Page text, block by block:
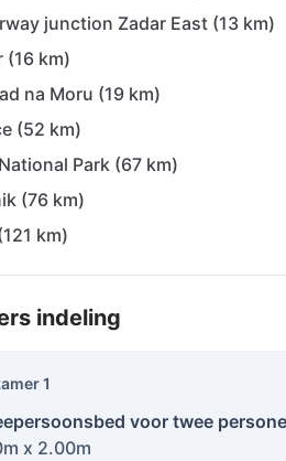
junction Zadar East (13 km)
(16 km)
na Moru (19 km)
(52 km)
Park (67 km)
(76 km)
km)
indeling
1
voor twee
x 2.00m